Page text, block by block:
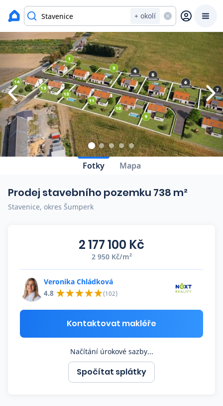
+ okolí
Prodat Koupit Ceny
Prodej s Reas.cz
Chytrý odhad ceny
Ceny prodaných nemovitostí
Přehled realitních makléřů
O nás
Kariéra
Kontakt
Výpis nemovitostí Zavřít
Fotky Mapa
Prodej stavebního pozemku 738 m²
Stavenice, okres Šumperk
2 177 100 Kč
2 950 Kč/m²
Veronika Chládková
4.8
(102)
Kontaktovat makléře
Načítání úrokové sazby...
Spočítat splátky